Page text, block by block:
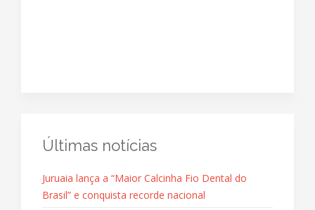
Últimas notícias
Juruaia lança a “Maior Calcinha Fio Dental do
Brasil” e conquista recorde nacional